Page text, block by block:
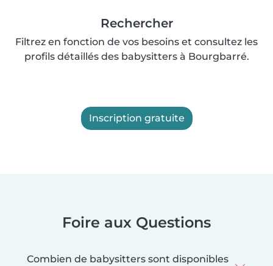
Rechercher
Filtrez en fonction de vos besoins et consultez les
profils détaillés des babysitters à Bourgbarré.
Inscription gratuite
Foire aux Questions
Combien de babysitters sont disponibles